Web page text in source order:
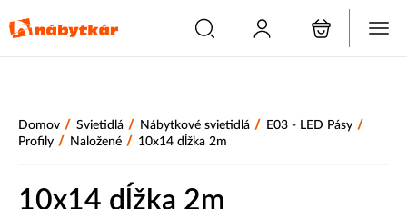
Domov / Svietidlá / Nábytkové svietidlá / E03 - LED Pásy /
Profily / Naložené / 10x14 dĺžka 2m
10x14 dĺžka 2m